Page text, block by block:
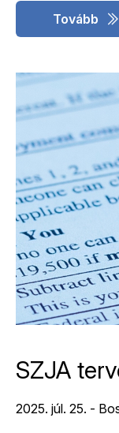
Tovább
SZJA
2025. júl. 25. -